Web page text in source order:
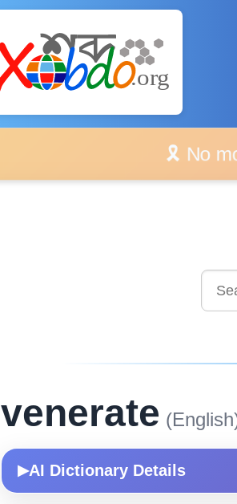
🎗️ No
venerate
▶AI Dictionary Details